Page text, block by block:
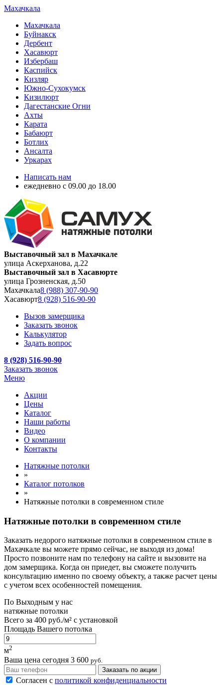
Махачкала
Махачкала
Буйнакск
Дербент
Хасавюрт
Избербаш
Каспийск
Кизляр
Южно-Сухокумск
Кизилюрт
Дагестанские Огни
Ахты
Карата
Бабаюрт
Ботлих
Ансалта
Уркарах
Написать нам
ежедневно с 09.00 до 18.00
Выставочный зал в Махачкале
улица Аскерханова, д.22
Выставочный зал в Хасавюрте
улица Грозненская, д.50
Махачкала8 (988) 307-90-90
Хасавюрт8 (928) 516-90-90
Вызов замерщика
Заказать звонок
Калькулятор
Задать вопрос
8 (928) 516-90-90
Заказать звонок
Меню
Акции
Цены
Каталог
Наши работы
Видео
О компании
Контакты
Натяжные потолки
»
Каталог потолков
»
Натяжные потолки в современном стиле
Натяжные потолки в современном стиле
Заказать недорого натяжные потолки в современном стиле в
Махачкале вы можете прямо сейчас, не выходя из дома!
Просто позвоните нам по телефону на сайте и вызовите на
дом замерщика. Когда он приедет, вы сможете получить
консультацию именно по своему объекту, а также расчет цены
с учетом всех особенностей помещения.
По Выходным у нас
натяжные потолки
Всего за 400 руб./м² с установкой
Площадь Вашего потолка
м2
Ваша цена сегодня 3 600 руб.
Заказать по акции
Согласен с политикой конфиденциальности